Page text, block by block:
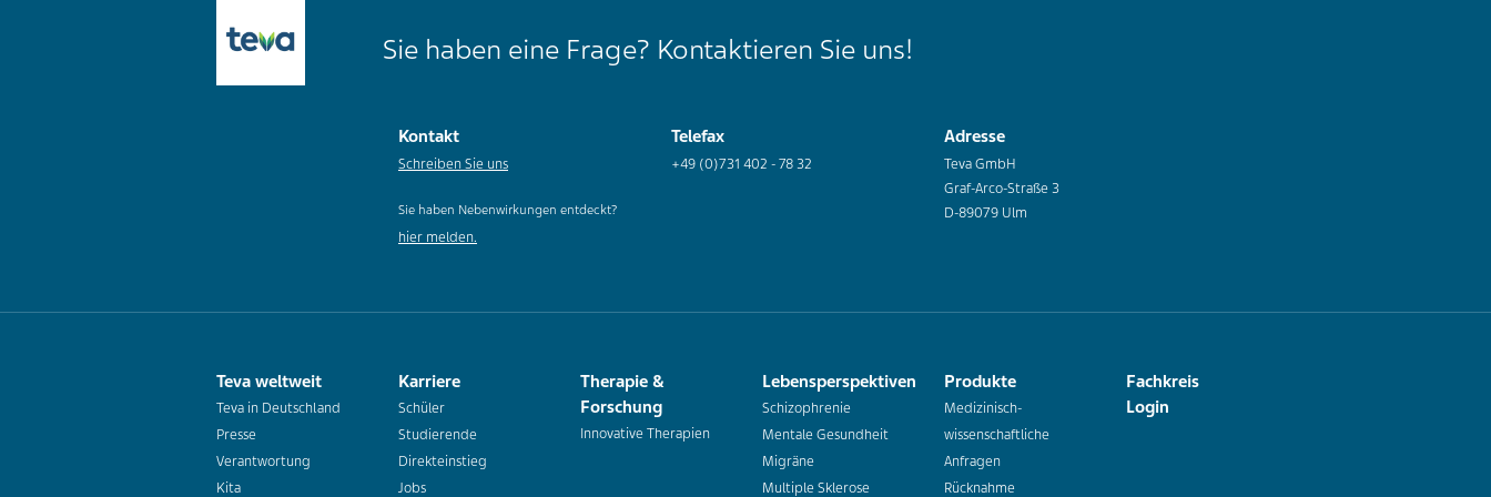
Sie haben eine Frage? Kontaktieren Sie uns!
Kontakt
Schreiben Sie uns
Sie haben Nebenwirkungen entdeckt?
hier melden.
Telefax
+49 (0)731 402 - 78 32
Adresse
Teva GmbH
Graf-Arco-Straße 3
D-89079 Ulm
Teva weltweit
Teva in Deutschland
Presse
Verantwortung
Kita
Karriere
Schüler
Studierende
Direkteinstieg
Jobs
Therapie &
Forschung
Innovative Therapien
Lebensperspektiven
Schizophrenie
Mentale Gesundheit
Migräne
Multiple Sklerose
Produkte
Medizinisch-
wissenschaftliche
Anfragen
Rücknahme
Fachkreis
Login